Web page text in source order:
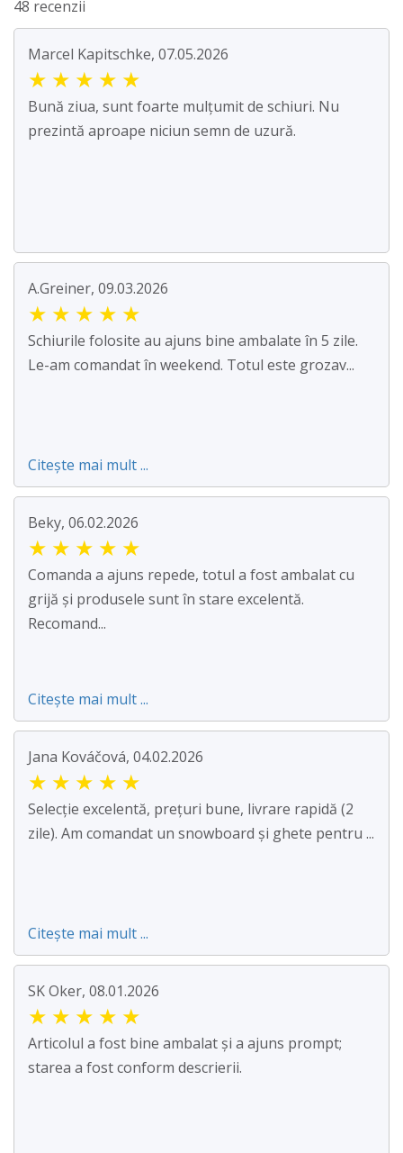
48 recenzii
Marcel Kapitschke, 07.05.2026
★ ★ ★ ★ ★
Bună ziua, sunt foarte mulțumit de schiuri. Nu
prezintă aproape niciun semn de uzură.
A.Greiner, 09.03.2026
★ ★ ★ ★ ★
Schiurile folosite au ajuns bine ambalate în 5 zile.
Le-am comandat în weekend. Totul este grozav...
Citește mai mult ...
Beky, 06.02.2026
★ ★ ★ ★ ★
Comanda a ajuns repede, totul a fost ambalat cu
grijă și produsele sunt în stare excelentă.
Recomand...
Citește mai mult ...
Jana Kováčová, 04.02.2026
★ ★ ★ ★ ★
Selecție excelentă, prețuri bune, livrare rapidă (2
zile). Am comandat un snowboard și ghete pentru ...
Citește mai mult ...
SK Oker, 08.01.2026
★ ★ ★ ★ ★
Articolul a fost bine ambalat și a ajuns prompt;
starea a fost conform descrierii.